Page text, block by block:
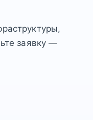
заявку —